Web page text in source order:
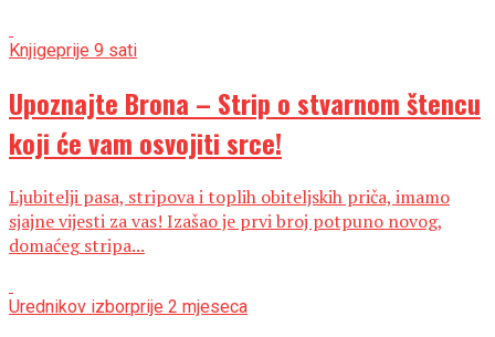
Knjigeprije 9 sati
Upoznajte Brona – Strip o stvarnom štencu
koji će vam osvojiti srce!
Ljubitelji pasa, stripova i toplih obiteljskih priča, imamo
sjajne vijesti za vas! Izašao je prvi broj potpuno novog,
domaćeg stripa...
Urednikov izborprije 2 mjeseca